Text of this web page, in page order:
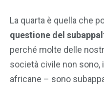
La quarta è quella che
questione del
perché molte delle
società civile non
africane – sono